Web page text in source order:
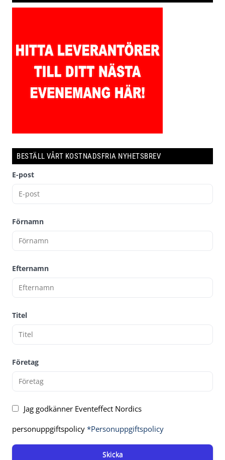
BESTÄLL VÅRT KOSTNADSFRIA NYHETSBREV
E-post
Förnamn
Efternamn
Titel
Företag
Jag godkänner Eventeffect Nordics
personuppgiftspolicy *Personuppgiftspolicy
Skicka